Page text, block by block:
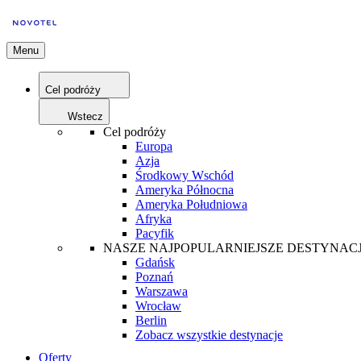
Menu
Cel podróży
Wstecz
Cel podróży
Europa
Azja
Środkowy Wschód
Ameryka Północna
Ameryka Południowa
Afryka
Pacyfik
NASZE NAJPOPULARNIEJSZE
Gdańsk
Poznań
Warszawa
Wrocław
Berlin
Zobacz wszystkie destynacje
Oferty